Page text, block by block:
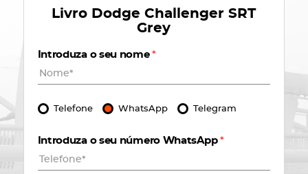
Livro Dodge Challenger SRT
Grey
Introduza o seu nome*
Telefone WhatsApp Telegram
Introduza o seu número WhatsApp *